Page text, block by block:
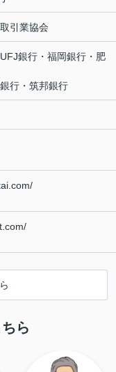
引業協会
銀行・福岡銀行・肥
行・筑邦銀行
ら